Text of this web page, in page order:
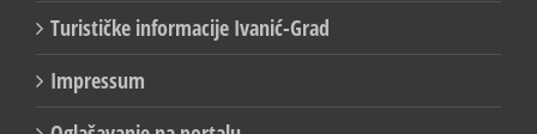
Turističke informacije Ivanić-Grad
Impressum